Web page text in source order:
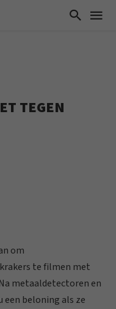
TEGEN
om
te filmen met
metaaldetectoren en
beloning als ze